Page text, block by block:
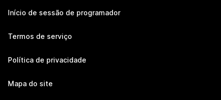
Início de sessão de programador
Termos de serviço
Política de privacidade
Mapa do site